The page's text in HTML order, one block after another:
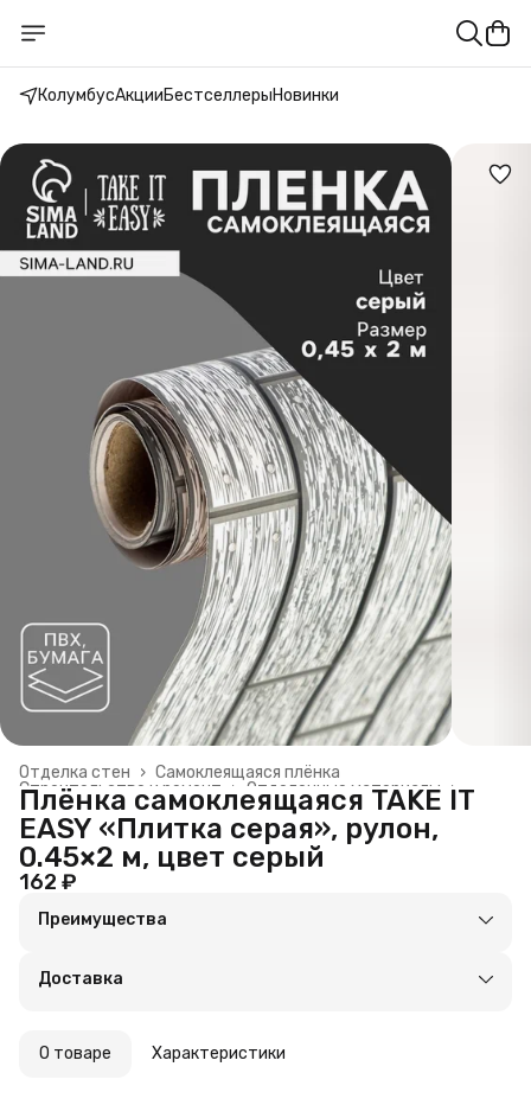
КолумбусАкцииБестселлерыНовинки
Самоклеящаяся плёнка
Отделка стен ›
Отделочные материалы ›
Строительство и ремонт ›
Главная ›
Плёнка самоклеящаяся TAKE IT
EASY «Плитка серая», рулон,
0.45×2 м, цвет серый
162 ₽
Преимущества
Удобный возврат
Доставка
О товаре Характеристики